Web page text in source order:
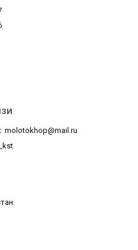
molotokhop@mail.ru